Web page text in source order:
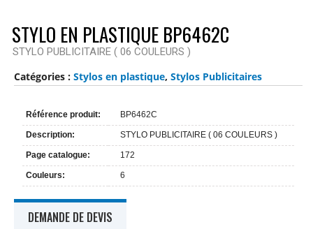
STYLO EN PLASTIQUE BP6462C
STYLO PUBLICITAIRE ( 06 COULEURS )
Catégories : Stylos en plastique, Stylos Publicitaires
Référence produit: BP6462C
Description: STYLO PUBLICITAIRE ( 06 COULEURS )
Page catalogue: 172
Couleurs: 6
DEMANDE DE DEVIS